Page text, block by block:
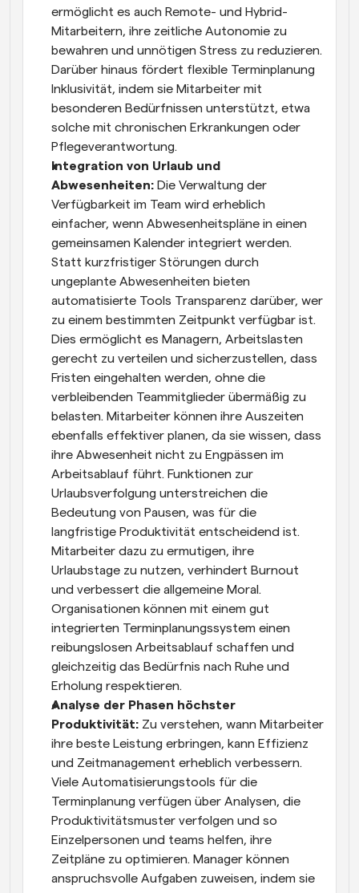
ermöglicht es auch Remote- und Hybrid-
Mitarbeitern, ihre zeitliche Autonomie zu
bewahren und unnötigen Stress zu reduzieren.
Darüber hinaus fördert flexible Terminplanung
Inklusivität, indem sie Mitarbeiter mit
besonderen Bedürfnissen unterstützt, etwa
solche mit chronischen Erkrankungen oder
Pflegeverantwortung.
Integration von Urlaub und
Abwesenheiten: Die Verwaltung der
Verfügbarkeit im Team wird erheblich
einfacher, wenn Abwesenheitspläne in einen
gemeinsamen Kalender integriert werden.
Statt kurzfristiger Störungen durch
ungeplante Abwesenheiten bieten
automatisierte Tools Transparenz darüber, wer
zu einem bestimmten Zeitpunkt verfügbar ist.
Dies ermöglicht es Managern, Arbeitslasten
gerecht zu verteilen und sicherzustellen, dass
Fristen eingehalten werden, ohne die
verbleibenden Teammitglieder übermäßig zu
belasten. Mitarbeiter können ihre Auszeiten
ebenfalls effektiver planen, da sie wissen, dass
ihre Abwesenheit nicht zu Engpässen im
Arbeitsablauf führt. Funktionen zur
Urlaubsverfolgung unterstreichen die
Bedeutung von Pausen, was für die
langfristige Produktivität entscheidend ist.
Mitarbeiter dazu zu ermutigen, ihre
Urlaubstage zu nutzen, verhindert Burnout
und verbessert die allgemeine Moral.
Organisationen können mit einem gut
integrierten Terminplanungssystem einen
reibungslosen Arbeitsablauf schaffen und
gleichzeitig das Bedürfnis nach Ruhe und
Erholung respektieren.
Analyse der Phasen höchster
Produktivität: Zu verstehen, wann Mitarbeiter
ihre beste Leistung erbringen, kann Effizienz
und Zeitmanagement erheblich verbessern.
Viele Automatisierungstools für die
Terminplanung verfügen über Analysen, die
Produktivitätsmuster verfolgen und so
Einzelpersonen und teams helfen, ihre
Zeitpläne zu optimieren. Manager können
anspruchsvolle Aufgaben zuweisen, indem sie